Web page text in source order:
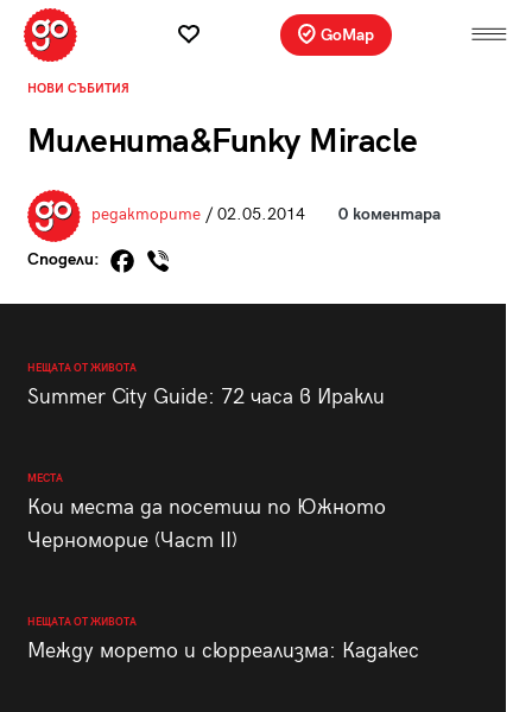
GoMap
НОВИ СЪБИТИЯ
Миленита&Funky Miracle
редакторите/ 02.05.2014 0 коментара
Сподели:
НЕЩАТА ОТ ЖИВОТА
Summer City Guide: 72 часа в Иракли
МЕСТА
Кои места да посетиш по Южното
Черноморие (Част II)
НЕЩАТА ОТ ЖИВОТА
Между морето и сюрреализма: Кадакес